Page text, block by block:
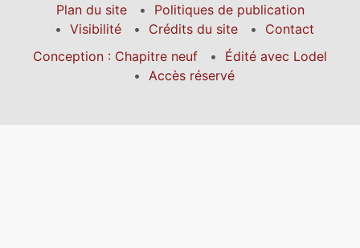
Plan du site
Politiques de publication
Visibilité
Crédits du site
Contact
Conception : Chapitre neuf
Édité avec Lodel
Accès réservé